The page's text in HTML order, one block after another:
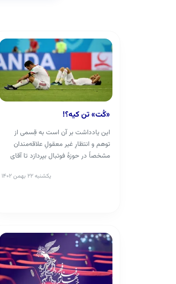
«کُت» تن کیه؟!
این یادداشت بر آن است به قِسمی از
توهم و انتظارِ غیر معقولِ علاقه‌مندان
مشخصاً در حوزهٔ فوتبال بپردازد تا آقای
یکشنبه ۲۲ بهمن ۱۴۰۲